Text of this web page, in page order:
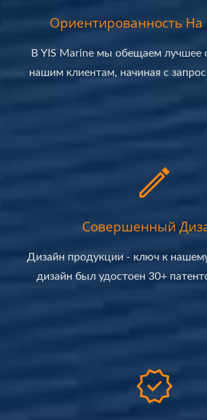
Ориентированность На
В YIS Marine мы обещаем лучшее
нашим клиентам, начиная с
Совершенный
Дизайн продукции - ключ к
дизайн был удостоен 30+